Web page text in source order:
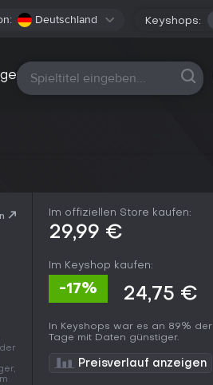
Deutschland Keyshops:
Alle Plattformen
Im offiziellen Store kaufen:
29,99 €
Im Keyshop kaufen:
-17% 24,75 €
In Keyshops war es an 89% der
Tage mit Daten günstiger.
Preisverlauf anzeigen